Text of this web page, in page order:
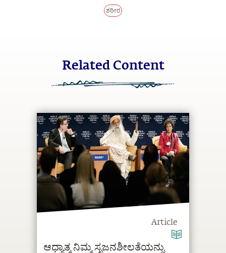
ಶರೀರ
Related Content
Article
ಆಧ್ಯಾತ್ಮ ನಿಮ್ಮ ಸೃಜನಶೀಲತೆಯನ್ನು